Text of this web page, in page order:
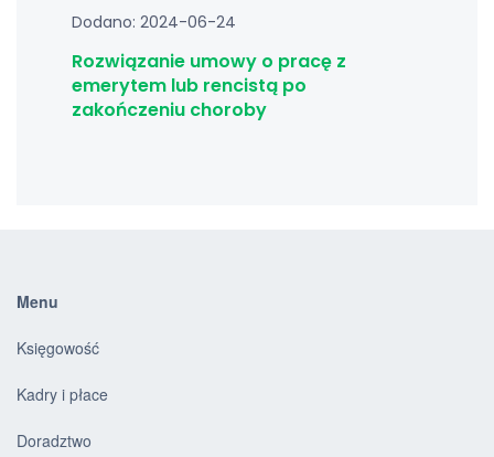
Dodano: 2024-06-24
Rozwiązanie umowy o pracę z
emerytem lub rencistą po
zakończeniu choroby
Menu
Księgowość
Kadry i płace
Doradztwo